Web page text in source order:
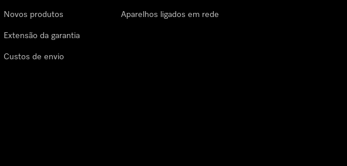
Novos produtos
Extensão da garantia
Custos de envio
Aparelhos ligados em rede